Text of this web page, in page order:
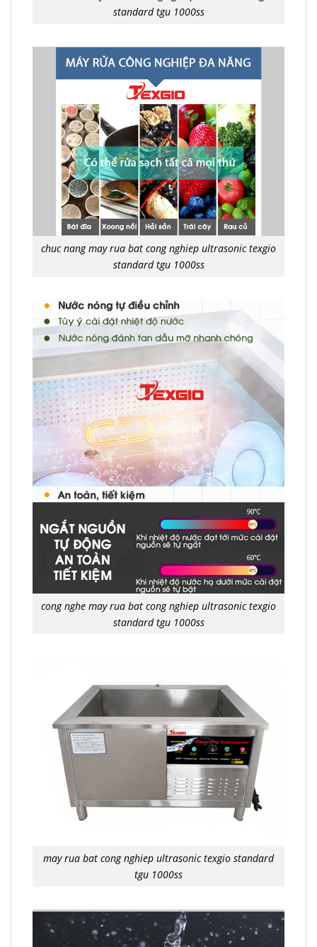
standard tgu 1000ss
chuc nang may rua bat cong nghiep ultrasonic texgio
standard tgu 1000ss
cong nghe may rua bat cong nghiep ultrasonic texgio
standard tgu 1000ss
may rua bat cong nghiep ultrasonic texgio standard
tgu 1000ss